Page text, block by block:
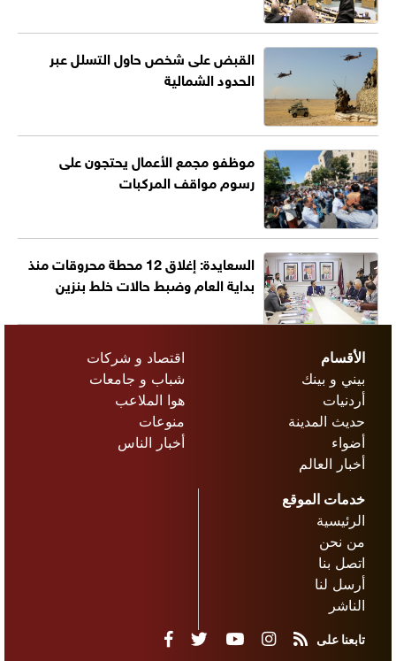
القبض على شخص حاول التسلل عبر
الحدود الشمالية
موظفو مجمع الأعمال يحتجون على
رسوم مواقف المركبات
السعايدة: إغلاق 12 محطة محروقات منذ
بداية العام وضبط حالات خلط بنزين
الأقسام
بيني و بينك
أردنيات
حديث المدينة
أضواء
أخبار العالم
اقتصاد و شركات
شباب و جامعات
هوا الملاعب
منوعات
أخبار الناس
خدمات الموقع
الرئيسية
من نحن
اتصل بنا
أرسل لنا
الناشر
تابعنا على